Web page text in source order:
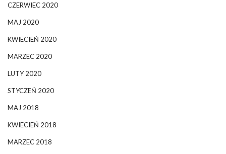
CZERWIEC 2020
MAJ 2020
KWIECIEŃ 2020
MARZEC 2020
LUTY 2020
STYCZEŃ 2020
MAJ 2018
KWIECIEŃ 2018
MARZEC 2018